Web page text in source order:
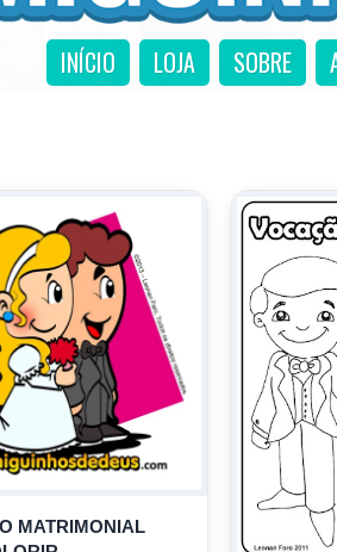
INÍCIO LOJA SOBRE
MATRIMONIAL